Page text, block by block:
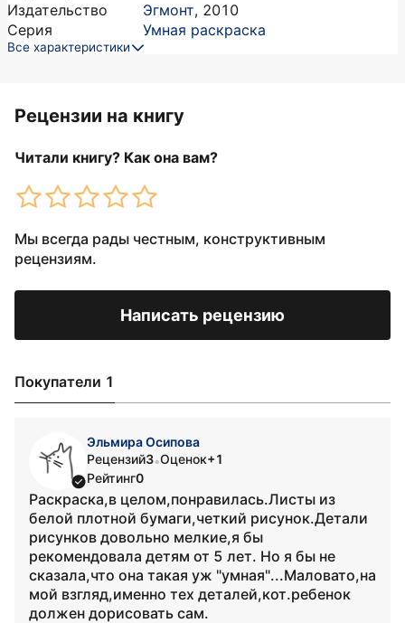
Издательство
Эгмонт, 2010
Серия
Умная раскраска
Все характеристики
Рецензии на книгу
Читали книгу? Как она вам?
Мы всегда рады честным, конструктивным
рецензиям.
Написать рецензию
Покупатели 1
Эльмира Осипова
Рецензий3•Оценок+1
Рейтинг0
Раскраска,в целом,понравилась.Листы из
белой плотной бумаги,четкий рисунок.Детали
рисунков довольно мелкие,я бы
рекомендовала детям от 5 лет. Но я бы не
сказала,что она такая уж "умная"...Маловато,на
мой взгляд,именно тех деталей,кот.ребенок
должен дорисовать сам.